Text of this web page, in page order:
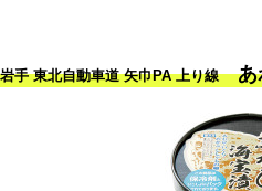
岩手 東北自動車道 矢巾PA 上り線あ